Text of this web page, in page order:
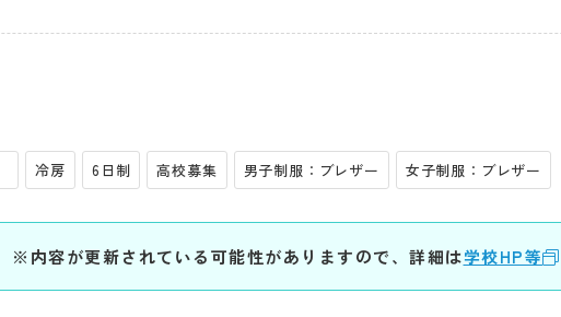
冷房 6日制 高校募集 男子制服：ブレザー 女子制服：ブレザー
※内容が更新されている可能性がありますので、詳細は学校HP等